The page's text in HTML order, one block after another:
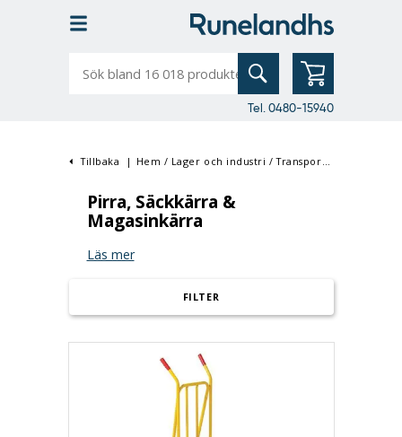
bland
Tel. 0480-15940
Tillbaka | Hem / Lager och industri /Transport & Materialhantering
Pirra, Säckkärra &
Magasinkärra
Läs mer
FILTER